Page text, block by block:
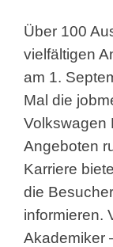
Über 100
vielfältigen
am 1.
Mal die
Volkswagen
Angeboten
Karriere
die
informieren.
Akademiker